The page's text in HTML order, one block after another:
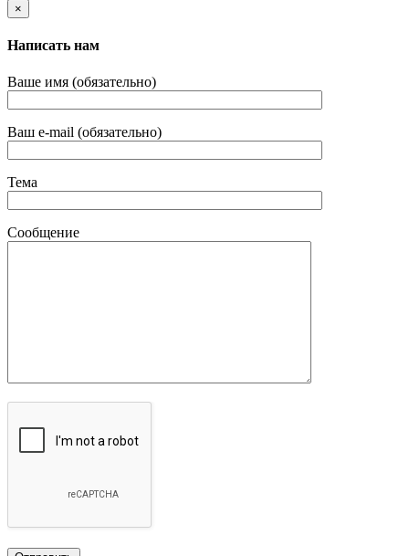
×
Написать нам
Ваше имя (обязательно)
Ваш e-mail (обязательно)
Тема
Сообщение